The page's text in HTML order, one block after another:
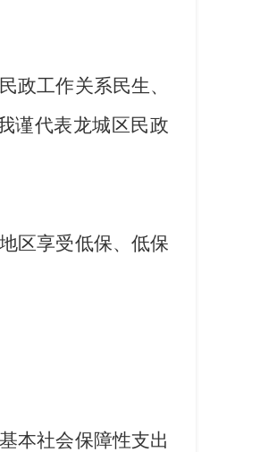
政工作关系民生、
谨代表龙城区民政
区享受低保、低保
本社会保障性支出